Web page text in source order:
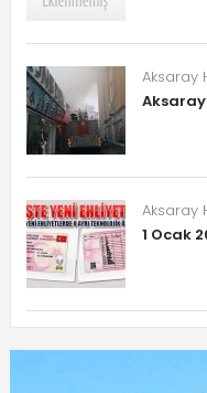
Aksaray
Aksaray
1 Ocak